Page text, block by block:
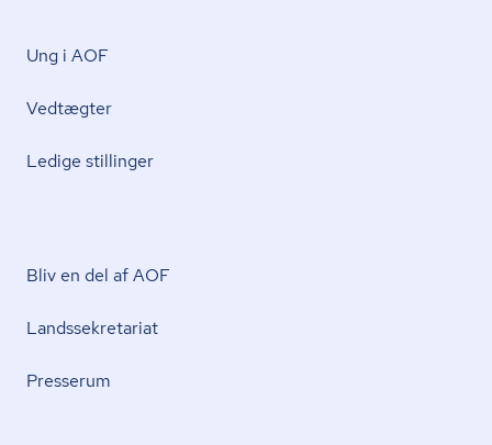
Ung i AOF
Vedtægter
Ledige stillinger
Bliv en del af AOF
Lands­se­kre­ta­ri­at
Presserum